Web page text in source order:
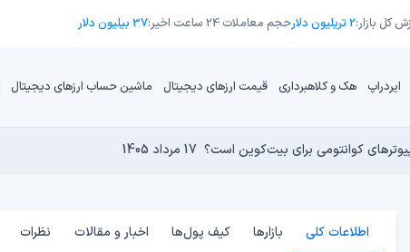
کل بازار:2 تریلیون دلار حجم معاملات 24 ساعت اخیر: 37 بیلیون دلار
ایردراپ هک و کلاهبرداری قیمت ارزهای دیجیتال ماشین حساب ارزهای دیجیتال
حفظ کنیم؟ 17 مرداد 1405 17 مرداد 1405
کوانتومی برای بیت‌کوین است؟ 17 مرداد 1405 16 مرداد 1405 15 مرداد 1405
اطلاعات کلی بازارها کیف پول‌ها اخبار و مقالات نظرات